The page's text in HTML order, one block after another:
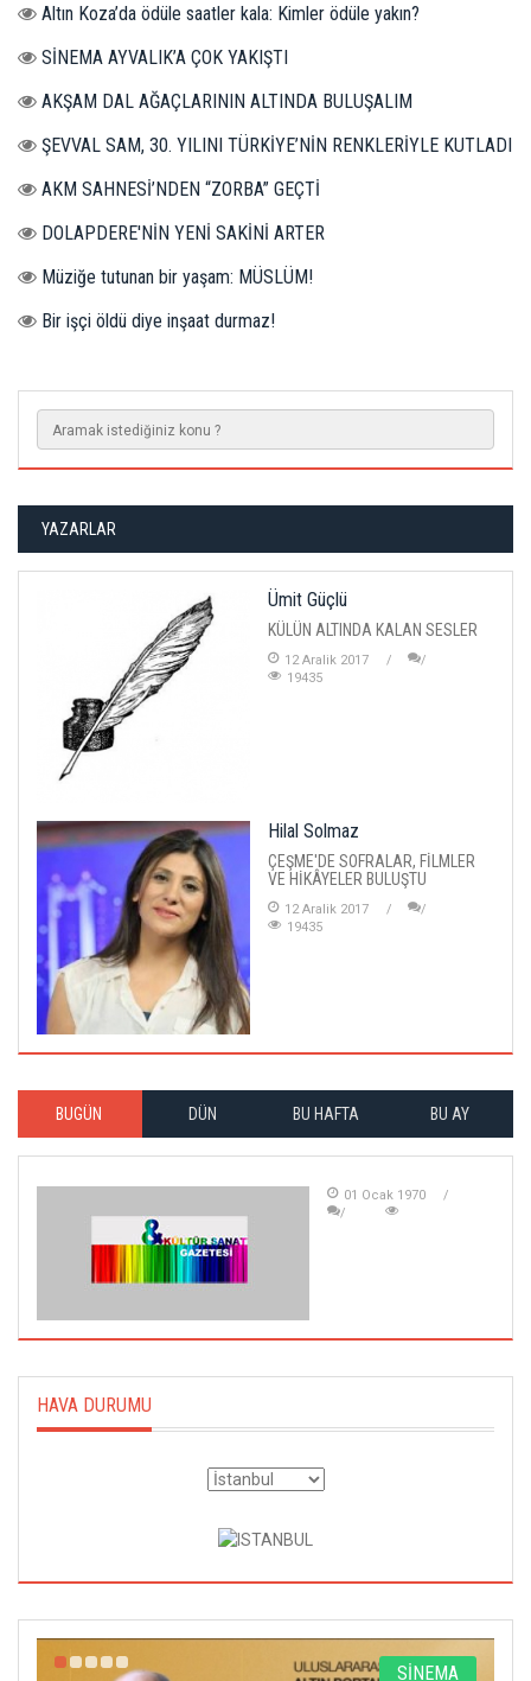
Altın Koza’da ödüle saatler kala: Kimler ödüle yakın?
SİNEMA AYVALIK’A ÇOK YAKIŞTI
AKŞAM DAL AĞAÇLARININ ALTINDA BULUŞALIM
ŞEVVAL SAM, 30. YILINI TÜRKİYE’NİN RENKLERİYLE KUTLADI
AKM SAHNESİ’NDEN “ZORBA” GEÇTİ
DOLAPDERE'NİN YENİ SAKİNİ ARTER
Müziğe tutunan bir yaşam: MÜSLÜM!
Bir işçi öldü diye inşaat durmaz!
YAZARLAR
Ümit Güçlü
KÜLÜN ALTINDA KALAN SESLER
12 Aralik 2017
19435
Hilal Solmaz
ÇEŞME'DE SOFRALAR, FİLMLER
VE HİKÂYELER BULUŞTU
12 Aralik 2017
19435
BUGÜN DÜN BU HAFTA BU AY
01 Ocak 1970
HAVA DURUMU
SİNEMA